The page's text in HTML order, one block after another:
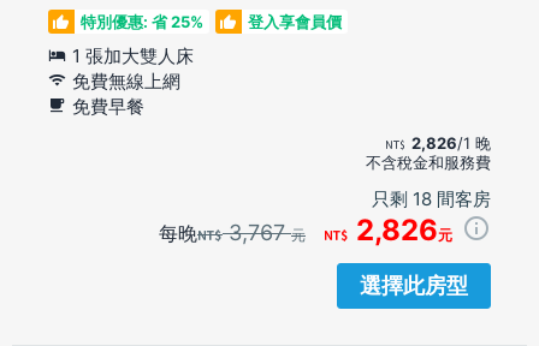
特別優惠: 省 25% 登入享會員價
1 張加大雙人床
免費無線上網
免費早餐
2,826/1 晚
不含稅金和服務費
只剩 18 間客房
每晚 3,767元 2,826元
選擇此房型